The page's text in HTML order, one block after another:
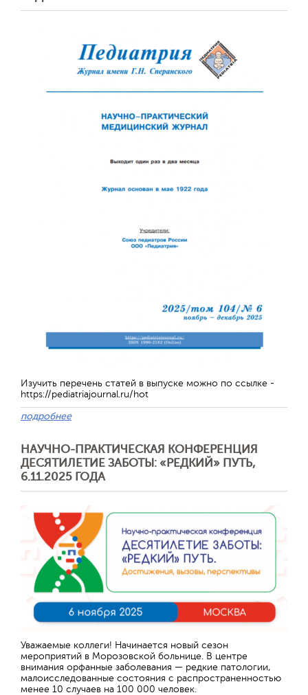
Изучить перечень статей в выпуске можно по ссылке -
https://pediatriajournal.ru/hot
подробнее
НАУЧНО-ПРАКТИЧЕСКАЯ КОНФЕРЕНЦИЯ
ДЕСЯТИЛЕТИЕ ЗАБОТЫ: «РЕДКИЙ» ПУТЬ,
6.11.2025 ГОДА
Уважаемые коллеги! Начинается новый сезон
мероприятий в Морозовской больнице. В центре
внимания орфанные заболевания — редкие патологии,
малоисследованные состояния с распространенностью
менее 10 случаев на 100 000 человек.
Отправить